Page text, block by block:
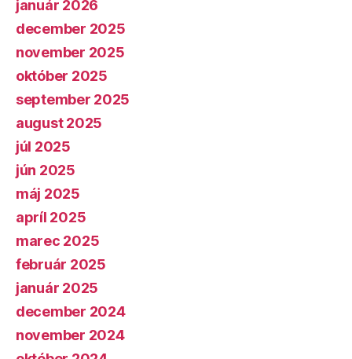
január 2026
december 2025
november 2025
október 2025
september 2025
august 2025
júl 2025
jún 2025
máj 2025
apríl 2025
marec 2025
február 2025
január 2025
december 2024
november 2024